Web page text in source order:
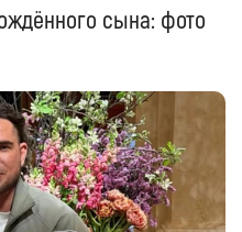
сына: фото